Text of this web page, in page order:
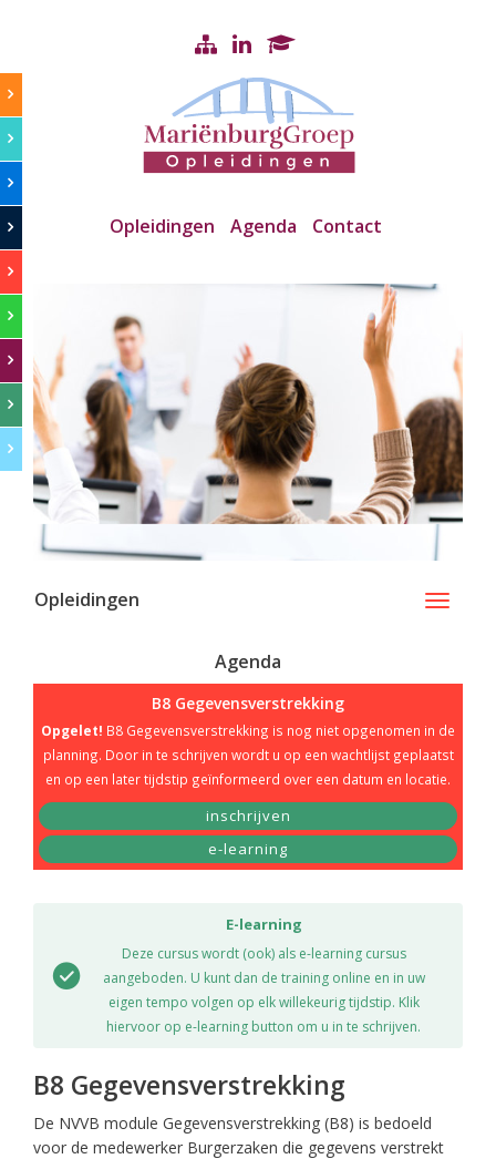
Opleidingen Agenda Contact
Toggle
Opleidingen
Agenda
B8 Gegevensverstrekking
Opgelet! B8 Gegevensverstrekking is nog niet opgenomen in de
planning. Door in te schrijven wordt u op een wachtlijst geplaatst
en op een later tijdstip geïnformeerd over een datum en locatie.
inschrijven
e-learning
E-learning
Deze cursus wordt (ook) als e-learning cursus
aangeboden. U kunt dan de training online en in uw
eigen tempo volgen op elk willekeurig tijdstip. Klik
hiervoor op e-learning button om u in te schrijven.
B8 Gegevensverstrekking
De NVVB module Gegevensverstrekking (B8) is bedoeld
voor de medewerker Burgerzaken die gegevens verstrekt